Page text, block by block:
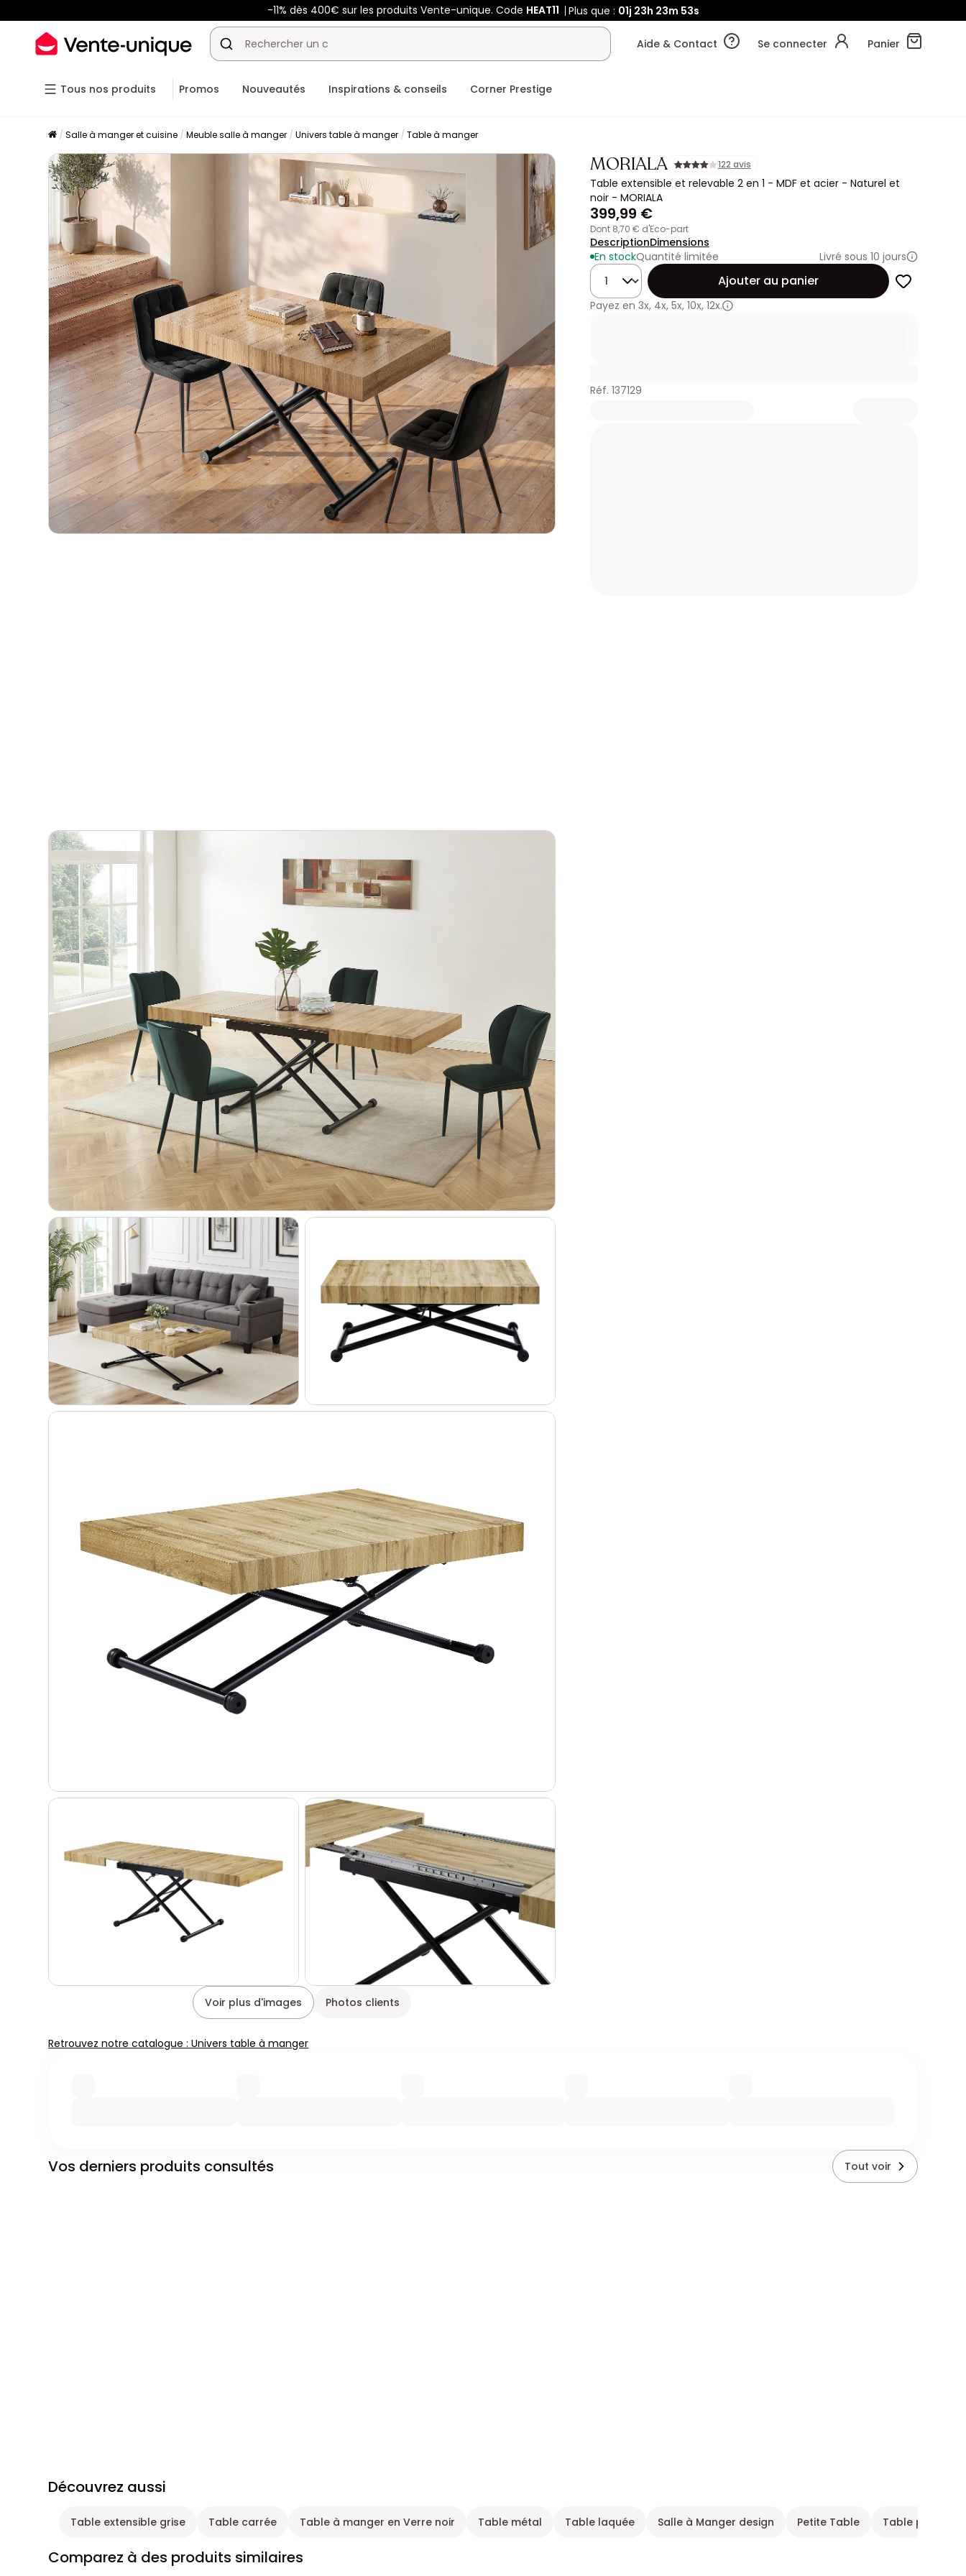
-11% dès 400€ sur les produits Vente-unique. Code HEAT11 Plus que : 01j 23h 23m 52s
Aide & Contact Se connecter Panier
Tous nos produits Promos Nouveautés Inspirations & conseils Corner Prestige
Salle à manger et cuisine Meuble salle à manger Univers table à manger Table à manger
Voir plus d'images Photos clients
MORIALA 122 avis
Table extensible et relevable 2 en 1 - MDF et acier - Naturel et
noir - MORIALA
399,99 €
dont 8,70 € d'Eco-part
DescriptionDimensions
En stockQuantité limitée
Livré sous 10 jours
Quantité
Ajouter au panier
Payez en 3x, 4x, 5x, 10x, 12x.
Réf. 137129
Retrouvez notre catalogue : Univers table à manger
Vos derniers produits consultés Tout voir
Découvrez aussi
Table extensible grise Table carrée Table à manger en Verre noir Table métal Table laquée Salle à Manger design Petite Table Table pied
Comparez à des produits similaires